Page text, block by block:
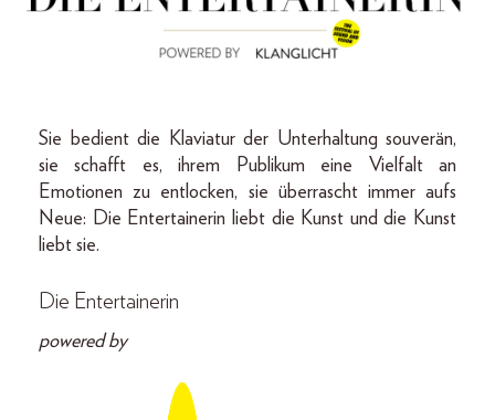
Sie bedient die Klaviatur der Unterhaltung souverän,
sie schafft es, ihrem Publikum eine Vielfalt an
Emotionen zu entlocken, sie überrascht immer aufs
Neue: Die Entertainerin liebt die Kunst und die Kunst
liebt sie.
Die Entertainerin
powered by